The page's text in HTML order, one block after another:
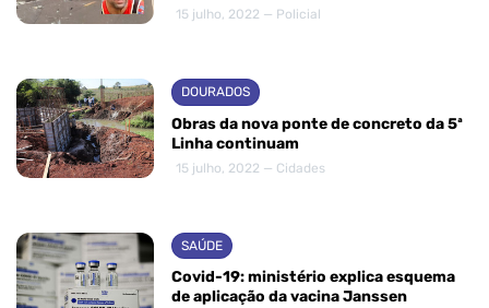
15 julho, 2022 — Policial
DOURADOS
Obras da nova ponte de concreto da 5ª
Linha continuam
15 julho, 2022 — Cidades
SAÚDE
Covid-19: ministério explica esquema
de aplicação da vacina Janssen